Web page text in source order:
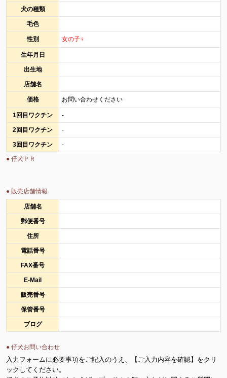
犬の種類
毛色
性別 女の子♀
生年月日
出生地
店舗名
価格 お問い合わせください
1回目ワクチン -
2回目ワクチン -
3回目ワクチン
-
● 仔犬ＰＲ
● 販売店舗情報
店舗名
郵便番号
住所
電話番号
FAX番号
E-Mail
販売番号
保管番号
ブログ
● 仔犬お問い合わせ
入力フォームに必要事項をご記入のうえ、【ご入力内容を確認】をクリ
ックしてください。